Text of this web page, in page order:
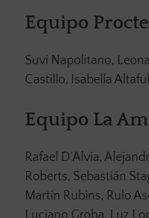
Equipo
Suvi Napolitano,
Castillo, Isabella
Equipo La
Rafael D’Alvia,
Roberts, Sebastián
Martín Rubins, Rulo